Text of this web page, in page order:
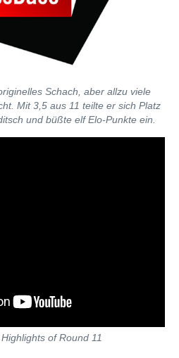
Schach, aber allzu viele
Mit 3,5 aus 11 teilte er sich Platz
und büßte elf Elo-Punkte ein.
of Round 11